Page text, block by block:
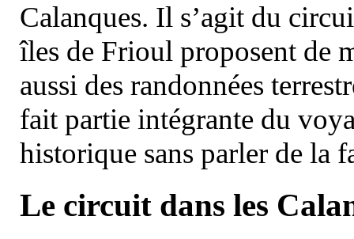
Calanques. Il s’agit du
îles de Frioul proposent de
aussi des randonnées
fait partie intégrante du
historique sans parler de la
Le circuit dans les